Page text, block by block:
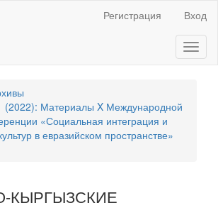
Регистрация Вход
Материалы X Международной
«Социальная интеграция и
в евразийском пространстве»
КЫРГЫЗСКИЕ